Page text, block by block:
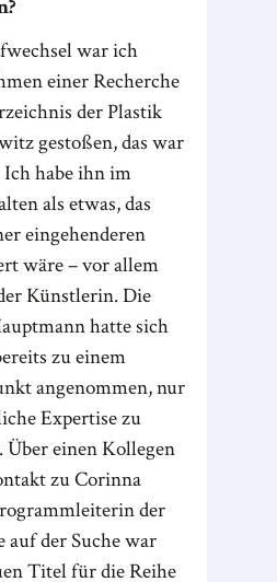
war ich
einer Recherche
der Plastik
gestoßen, das war
Ich habe ihn im
als etwas, das
eingehenderen
wäre – vor allem
Künstlerin. Die
hatte sich
zu einem
angenommen, nur
Expertise zu
einen Kollegen
zu Corinna
der
auf der Suche war
Titel für die Reihe